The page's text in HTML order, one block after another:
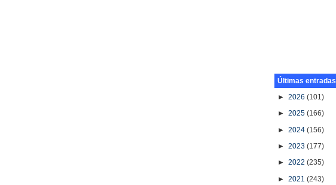
Últimas entradas
►2026(101)
►2025(166)
►2024(156)
►2023(177)
►2022(235)
►2021(243)